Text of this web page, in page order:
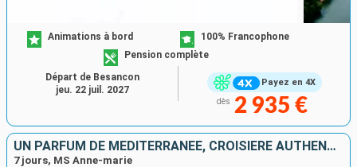
Payez en 4X
Animations à bord
100% Francophone
Pension complète
dès 2 935 €
Départ de Besancon
jeu. 22 juil. 2027
UN PARFUM DE MÉDITERRANÉE, CROISIÈRE AUTHENTIQUE AU C½UR DE LA PROVENCE ET DE LA CAMARGUE
7 jours, MS Anne-marie